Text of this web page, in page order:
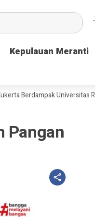
Kepulauan Meranti
Kepulauan Meranti
Universitas Riau
Pangan